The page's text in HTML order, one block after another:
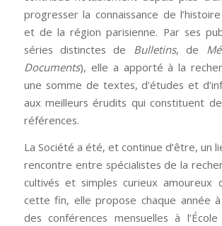
progresser la connaissance de
et de la région parisienne. Par ses
séries distinctes de Bulletins, de
Documents), elle a apporté à la
une somme de textes, d’études et
aux meilleurs érudits qui constituent
références.
La Société a été, et continue d’être, un
rencontre entre spécialistes de la
cultivés et simples curieux amoureux
cette fin, elle propose chaque année
des conférences mensuelles à